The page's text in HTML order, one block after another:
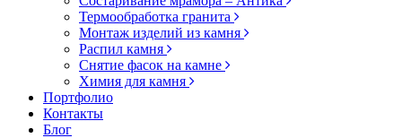
Термообработка гранита
Монтаж изделий из камня
Распил камня
Снятие фасок на камне
Химия для камня
Портфолио
Контакты
Блог